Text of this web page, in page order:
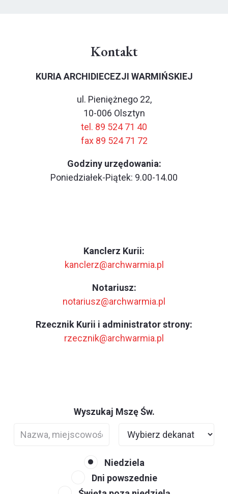
Kontakt
KURIA ARCHIDIECEZJI WARMIŃSKIEJ
ul. Pieniężnego 22,
10-006 Olsztyn
tel. 89 524 71 40
fax 89 524 71 72
Godziny urzędowania:
Poniedziałek-Piątek: 9.00-14.00
Kanclerz Kurii:
kanclerz@archwarmia.pl
Notariusz:
notariusz@archwarmia.pl
Rzecznik Kurii i administrator strony:
rzecznik@archwarmia.pl
Wyszukaj Mszę Św.
Niedziela
Dni powszednie